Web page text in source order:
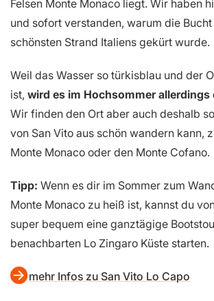
Felsen Monte Monaco liegt. Wir haben
und sofort verstanden, warum die
schönsten Strand Italiens gekürt wurde.
Weil das Wasser so türkisblau und der
ist, wird es im Hochsommer
Wir finden den Ort aber auch deshalb so
von San Vito aus schön wandern kann,
Monte Monaco oder den Monte Cofano.
Tipp: Wenn es dir im Sommer zum
Monte Monaco zu heiß ist, kannst du
super bequem eine ganztägige
benachbarten Lo Zingaro Küste starten.
mehr Infos zu San Vito Lo Capo